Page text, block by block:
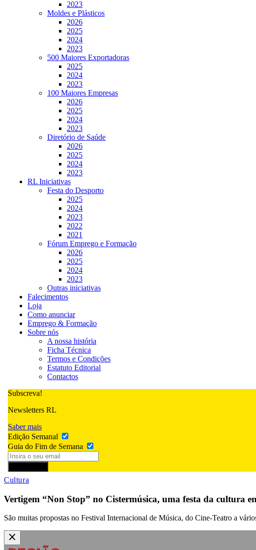
2023
Moldes e Plásticos
2026
2025
2024
2023
500 Maiores Exportadoras
2025
2024
2023
100 Maiores Empresas
2026
2025
2024
2023
Diretório de Saúde
2026
2025
2024
2023
RL Iniciativas
Festa do Desporto
2025
2024
2023
2022
2021
Fórum Emprego e Formação
2026
2025
2024
2023
Outras iniciativas
Falecimentos
Loja
Como anunciar
Emprego & Formação
Sobre nós
A nossa história
Ficha Técnica
Termos e Condições
Estatuto Editorial
Contactos
Subscreva!
Newsletters RL
Saber mais
Edição Semanal
Guia do Fim de Semana
Cultura
Vertigem “Non Stop” no Cistermúsica, uma festa da cultura
São muitas propostas no Festival Internacional de Música, do Cine-Teatro a